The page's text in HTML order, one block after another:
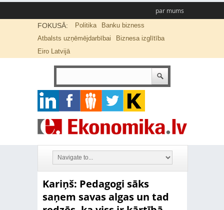
par mums
FOKUSĀ: Politika
Banku bizness
Atbalsts uzņēmējdarbībai
Biznesa izglītība
Eiro Latvijā
Kariņš: Pedagogi sāks
saņem savas algas un tad